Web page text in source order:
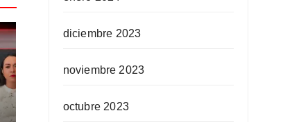
diciembre 2023
noviembre 2023
octubre 2023